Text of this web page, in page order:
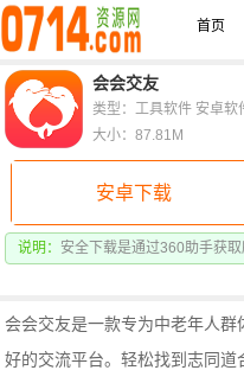
首页
会会交友
安卓下载
说明： 安全下载是通过360助手获
类型：工具软件 安卓软
大小：87.81M
会会交友是一款专为中老年人
好的交流平台。轻松找到志同